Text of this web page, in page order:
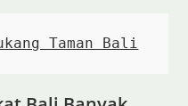
Taman Bali